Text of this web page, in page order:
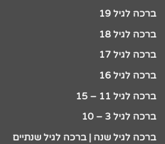
ברכה לגיל 19
ברכה לגיל 18
ברכה לגיל 17
ברכה לגיל 16
ברכה לגיל 11 – 15
ברכה לגיל 3 – 10
ברכה לגיל שנה | ברכה לגיל שנתיים